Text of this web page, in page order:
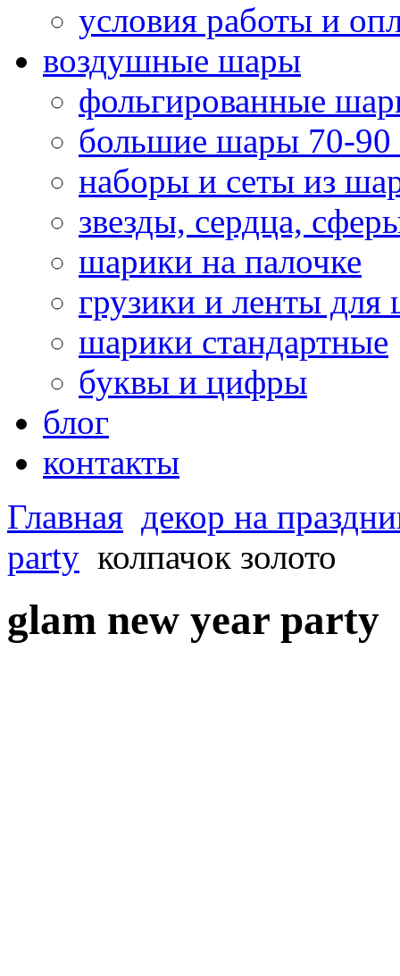
условия работы и
воздушные шары
фольгированные
большие шары 70-90
наборы и сеты из
звезды, сердца,
шарики на палочке
грузики и ленты для
шарики стандартные
буквы и цифры
блог
контакты
Главная декор на
party колпачок золото
glam new year party